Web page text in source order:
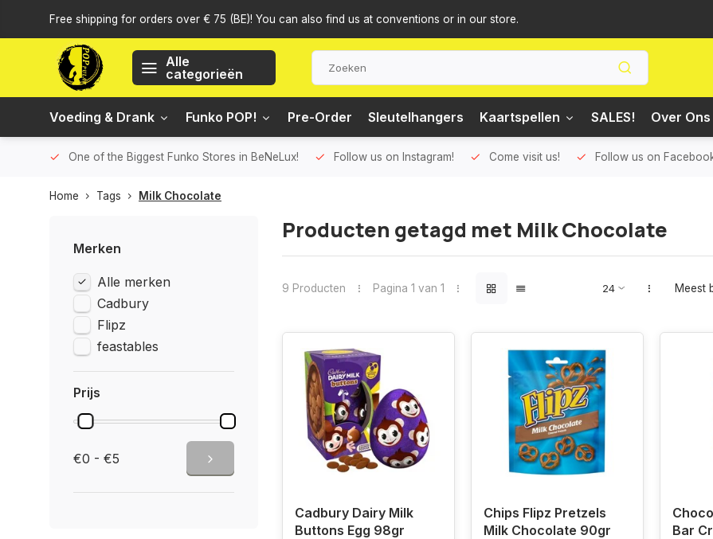
Free shipping for orders over € 75 (BE)! You can also find us at conventions or in our store.
Alle
categorieën
Voeding & Drank Funko POP! Pre-Order Sleutelhangers Kaartspellen SALES! Over
One of the Biggest Funko Stores in BeNeLux! Follow us on Instagram! Come visit us! Follow us on
Home Tags Milk Chocolate
Merken
Alle merken
Cadbury
Flipz
feastables
Prijs
€0 - €5
Producten getagd met Milk Chocolate
9 Producten Pagina 1 van 1 Meest
Cadbury Dairy Milk
Buttons Egg 98gr
Chips Flipz Pretzels
Milk Chocolate 90gr
Bar